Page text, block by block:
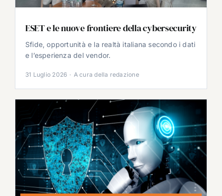
ESET e le nuove frontiere della cybersecurity
Sfide, opportunità e la realtà italiana secondo i dati
e l’esperienza del vendor.
31 Luglio 2026 · A cura della redazione